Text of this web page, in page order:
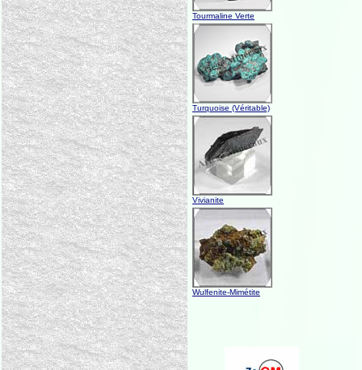
Tourmaline Verte
Turquoise (Véritable)
Vivianite
Wulfenite-Mimétite